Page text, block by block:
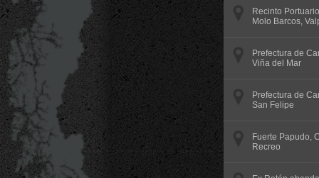
Recinto
Molo Barcos,
Prefectura de
Viña del Mar
Prefectura de
San Felipe
Fuerte Papudo,
Recreo